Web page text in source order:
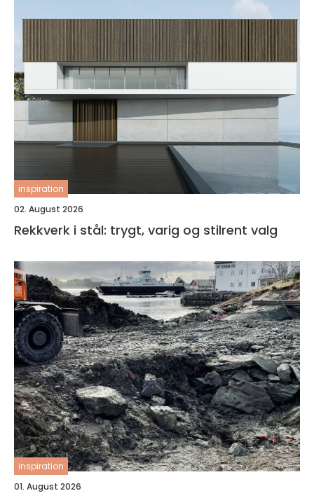
inspiration
02. August 2026
Rekkverk i stål: trygt, varig og stilrent valg
inspiration
01. August 2026